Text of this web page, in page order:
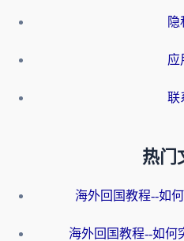
隐
应
联
热门
海外回国教程--如
海外回国教程--如何